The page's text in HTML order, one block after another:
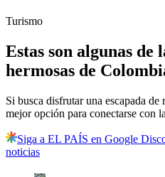
Turismo
Estas son algunas de
hermosas de
Si busca disfrutar una escapada de
mejor opción para conectarse con
Siga a EL PAÍS en Google
noticias